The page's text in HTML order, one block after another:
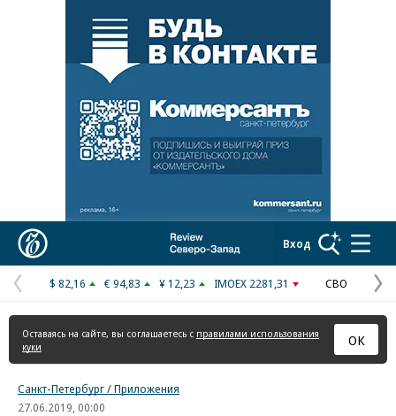
Реклама в «Ъ» www.kommersant.ru/ad
Вход
Предыдущая
страница
$ 82,16 € 94,83 ¥ 12,23 IMOEX 2281,31 СВО
Оставаясь на сайте, вы соглашаетесь с правилами использования
куки
ОК
Санкт-Петербург / Приложения
27.06.2019, 00:00